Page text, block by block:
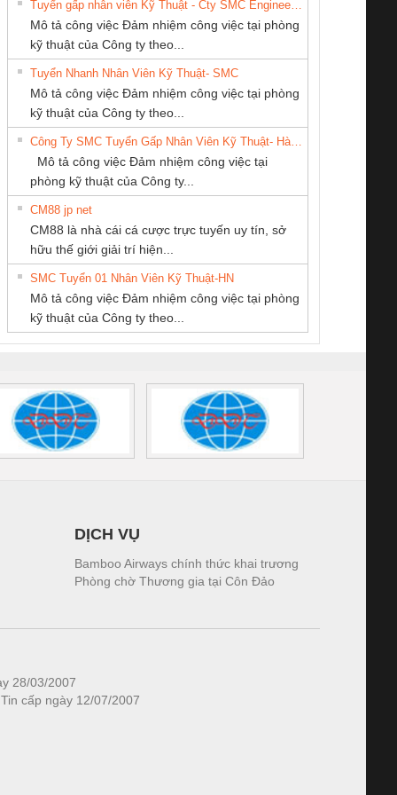
An Toàn
Contact
– PSR-
SCP-
FSP/2X1/1X2
sát chuỗi
tấm pin
16I+
(2502520000)
Bộ giám sát chuỗi
tấm pin
TRANSCLINIC 16I+
1K5 L (2433950000)
Bộ giám sát dòng
TRANSCLINIC 16I+
(2008130000)
Bộ chỉnh lưu nguồn
điện TRANSCLINIC
BKE 1K5.4
(7791400879)2. Giá
Nẹp nhôm chống
trơn Đà Nẵng
Dong Cang
LTD
Công ty TNHH
Thương Mại SX
Ba Miền
CÔNG TY TNHH
DỊCH VỤ XNK
PHƯƠNG NAM
TY TNHH
MARINE
THƯƠNG MẠI
THIÊN ÂN VIỆT
NAM
PHẦN DÂY VÀ
Tuyển gấp nhân viên Kỹ Thuật - Cty SMC Engineering
Mô tả công việc Đảm nhiệm công việc tại phòng
kỹ thuật của Công ty theo...
Tuyển Nhanh Nhân Viên Kỹ Thuật- SMC
Mô tả công việc Đảm nhiệm công việc tại phòng
kỹ thuật của Công ty theo...
Công Ty SMC Tuyển Gấp Nhân Viên Kỹ Thuật- Hà Nội
Mô tả công việc Đảm nhiệm công việc tại
phòng kỹ thuật của Công ty...
CM88 jp net
CM88 là nhà cái cá cược trực tuyến uy tín, sở
hữu thế giới giải trí hiện...
SMC Tuyển 01 Nhân Viên Kỹ Thuật-HN
Mô tả công việc Đảm nhiệm công việc tại phòng
kỹ thuật của Công ty theo...
DỊCH VỤ
Bamboo Airways chính thức khai trương
Phòng chờ Thương gia tại Côn Đảo
28/03/2007
cấp ngày 12/07/2007